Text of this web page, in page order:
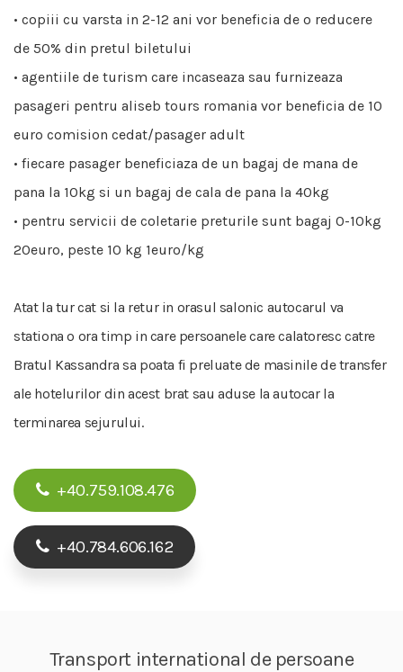
• copiii cu varsta in 2-12 ani vor beneficia de o reducere
de 50% din pretul biletului
• agentiile de turism care incaseaza sau furnizeaza
pasageri pentru aliseb tours romania vor beneficia de 10
euro comision cedat/pasager adult
• fiecare pasager beneficiaza de un bagaj de mana de
pana la 10kg si un bagaj de cala de pana la 40kg
• pentru servicii de coletarie preturile sunt bagaj 0-10kg
20euro, peste 10 kg 1euro/kg
Atat la tur cat si la retur in orasul salonic autocarul va
stationa o ora timp in care persoanele care calatoresc catre
Bratul Kassandra sa poata fi preluate de masinile de transfer
ale hotelurilor din acest brat sau aduse la autocar la
terminarea sejurului.
+40.759.108.476
+40.784.606.162
Transport international de persoane